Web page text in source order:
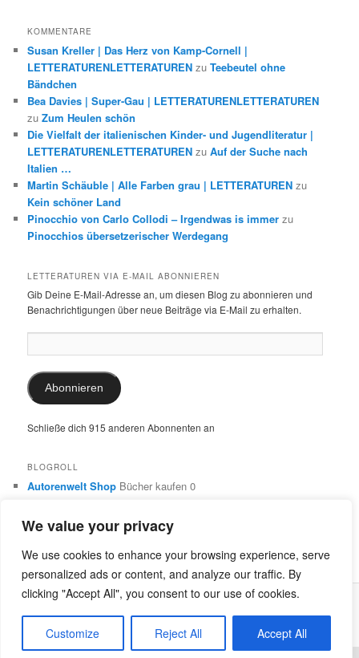
We value your privacy
We use cookies to enhance your browsing experience, serve
personalized ads or content, and analyze our traffic. By
clicking "Accept All", you consent to our use of cookies.
Customize Reject All Accept All
KOMMENTARE
Susan Kreller | Das Herz von Kamp-Cornell |
LETTERATURENLETTERATUREN zuTeebeutel ohne
Bändchen
Bea Davies | Super-Gau | LETTERATURENLETTERATUREN
zuZum Heulen schön
Die Vielfalt der italienischen Kinder- und Jugendliteratur |
LETTERATURENLETTERATUREN zuAuf der Suche nach
Italien …
Martin Schäuble | Alle Farben grau | LETTERATUREN zu
Kein schöner Land
Pinocchio von Carlo Collodi – Irgendwas is immer zu
Pinocchios übersetzerischer Werdegang
LETTERATUREN VIA E-MAIL ABONNIEREN
Gib Deine E-Mail-Adresse an, um diesen Blog zu abonnieren und
Benachrichtigungen über neue Beiträge via E-Mail zu erhalten.
Mail-
Adresse:
Abonnieren
Schließe dich 915 anderen Abonnenten an
BLOGROLL
Autorenwelt Shop Bücher kaufen 0
0
Dr. Ulrike SchimmingÜbersetzungen aus dem Italienischen
und Englischen 0
Stolz präsentiert von WordPress